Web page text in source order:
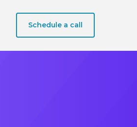
Schedule a call